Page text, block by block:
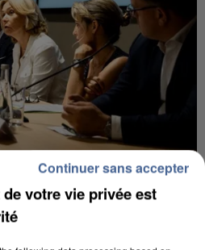
FRANCE LANCE UN ÉLAN
LES...
votre vie privée est
Continuer sans accepter